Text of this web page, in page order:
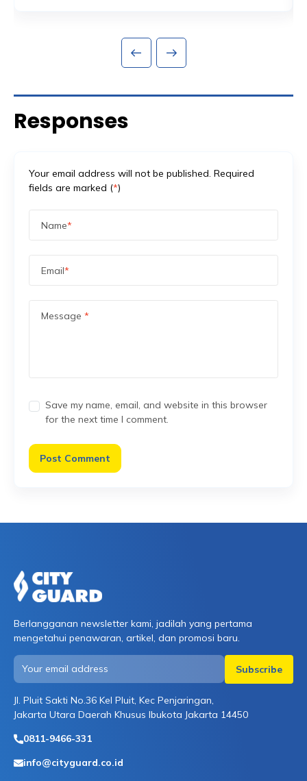
dan perencanaan keamanan yang menyertainya.
Responses
Your email address will not be published. Required
fields are marked (*)
Name*
Email*
Message *
Save my name, email, and website in this browser
for the next time I comment.
Berlangganan newsletter kami, jadilah yang pertama
mengetahui penawaran, artikel, dan promosi baru.
Jl. Pluit Sakti No.36 Kel Pluit, Kec Penjaringan,
Jakarta Utara Daerah Khusus Ibukota Jakarta 14450
0811-9466-331
info@cityguard.co.id